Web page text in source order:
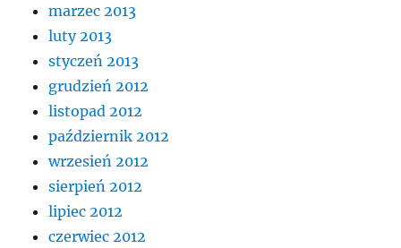
marzec 2013
luty 2013
styczeń 2013
grudzień 2012
listopad 2012
październik 2012
wrzesień 2012
sierpień 2012
lipiec 2012
czerwiec 2012